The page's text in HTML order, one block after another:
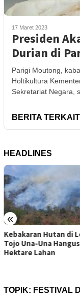
17 Maret 2023
Presiden
Durian di
Parigi Moutong,
Holtikultura
Sekretariat Negara,
BERITA TERKAIT
HEADLINES
«
Dinas ESDM Sulteng
BBN Belum
Kewajiban untuk
TOPIK: FESTIVAL